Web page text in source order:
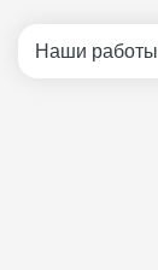
Наши работы